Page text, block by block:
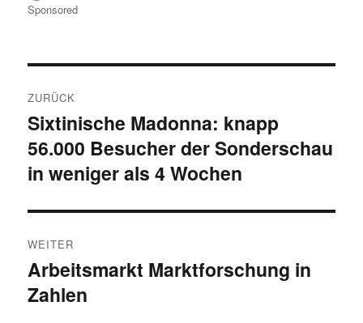
Sponsored
ZURÜCK
Vorheriger
Beitrag:
Sixtinische Madonna: knapp
56.000 Besucher der Sonderschau
in weniger als 4 Wochen
WEITER
Nächster
Beitrag:
Arbeitsmarkt Marktforschung in
Zahlen